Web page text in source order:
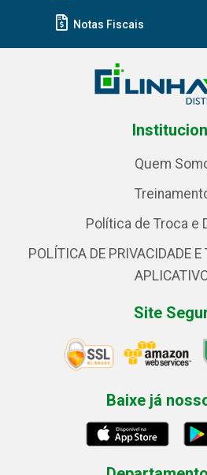
Notas Fiscais
Quem
Política de Troca e
POLÍTICA DE PRIVACIDADE E
Site
Baixe já